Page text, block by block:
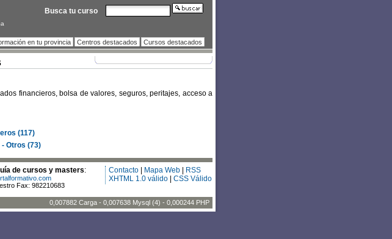
en tu provincia Centros destacados Cursos destacados
financieros, bolsa de valores, seguros, peritajes, acceso a
(117)
Otros (73)
Busca tu curso
de cursos y masters:
Fax: 982210683
Contacto Mapa Web
RSS
XHTML 1.0 válido
CSS Válido
0,007882 Carga - 0,007638 Mysql (4) - 0,000244 PHP